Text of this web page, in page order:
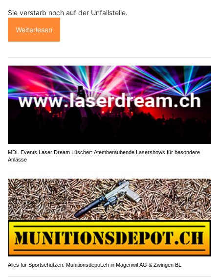
Sie verstarb noch auf der Unfallstelle.
Weiterlesen
MDL Events Laser Dream Lüscher: Atemberaubende Lasershows für besondere
Anlässe
Alles für Sportschützen: Munitionsdepot.ch in Mägenwil AG & Zwingen BL